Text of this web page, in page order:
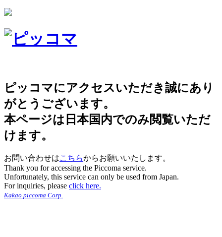
ピッコマにアクセスいただき誠にあり
がとうございます。
本ページは日本国内でのみ閲覧いただ
けます。
お問い合わせはこちらからお願いいたします。
Thank you for accessing the Piccoma service.
Unfortunately, this service can only be used from Japan.
For inquiries, please click here.
Kakao piccoma Corp.